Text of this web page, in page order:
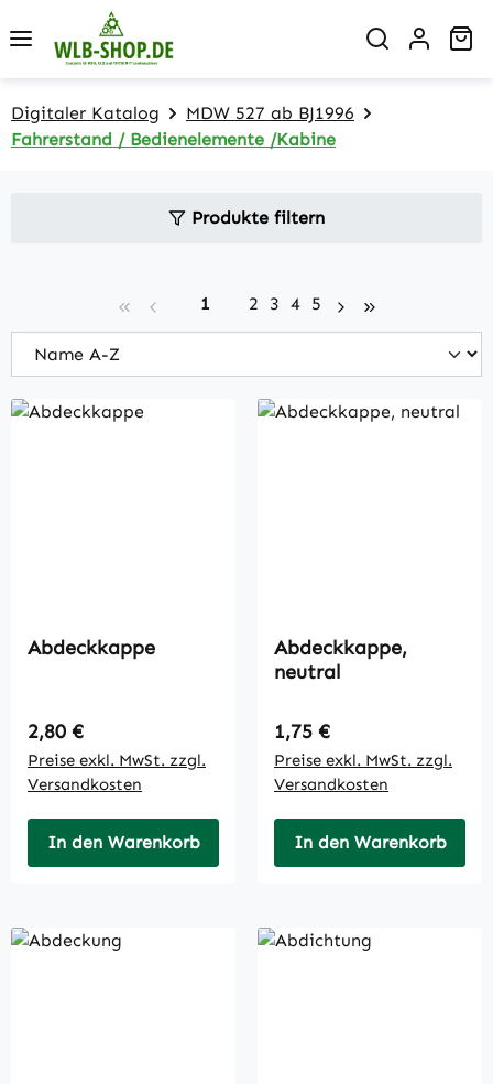
Zum Hauptinhalt springen
Digitaler Katalog
MDW 527 ab BJ1996
Fahrerstand / Bedienelemente /Kabine
Produkte filtern
Seite
1 Seite
2 Seite
3 Seite
4 Seite
5
Abdeckkappe
Regulärer Preis:
2,80 €
Preise exkl. MwSt. zzgl.
Versandkosten
In den Warenkorb
Abdeckkappe,
neutral
Regulärer Preis:
1,75 €
Preise exkl. MwSt. zzgl.
Versandkosten
In den Warenkorb